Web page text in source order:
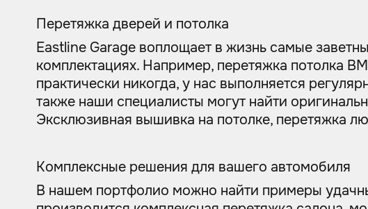
Перетяжка дверей и потолка
Eastline Garage воплощает в жизнь самые
комплектациях. Например, перетяжка потолка
практически никогда, у нас выполняется
также наши специалисты могут найти
Эксклюзивная вышивка на потолке, перетяжка
Комплексные решения для вашего автомобиля
В нашем портфолио можно найти примеры